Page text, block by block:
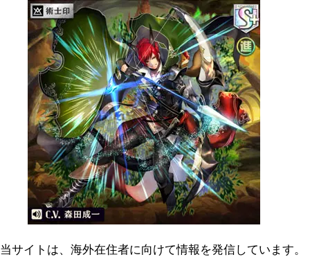
当サイトは、海外在住者に向けて情報を発信しています。